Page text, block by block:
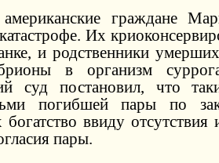
граждане
Их
и родственники
в организм
суд постановил, что
погибшей пары по
богатство ввиду
пары.